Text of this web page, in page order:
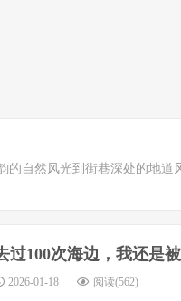
的自然风光到街巷深处的地
过100次海边，我还是
2026-01-18 阅读(562)